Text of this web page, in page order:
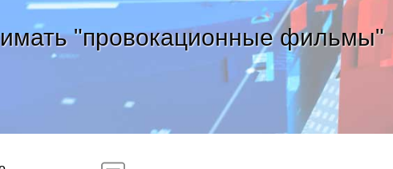
"провокационные фильмы"